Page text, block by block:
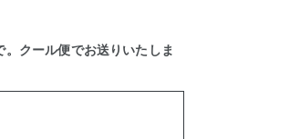
クール便でお送りいたしま